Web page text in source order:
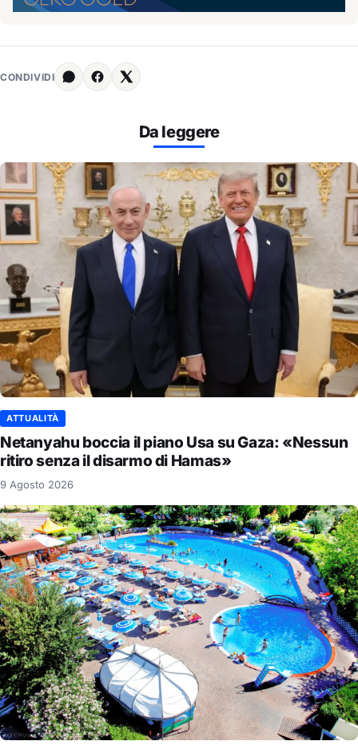
CONDIVIDI
Da leggere
ATTUALITÀ
Netanyahu boccia il piano Usa su Gaza: «Nessun
ritiro senza il disarmo di Hamas»
9 Agosto 2026